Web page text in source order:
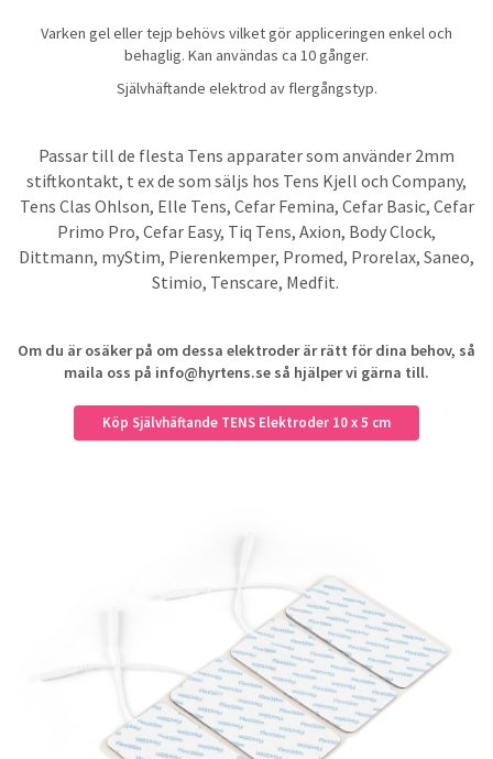
Varken gel eller tejp behövs vilket gör appliceringen enkel och
behaglig. Kan användas ca 10 gånger.
Självhäftande elektrod av flergångstyp.
Passar till de flesta Tens apparater som använder 2mm
stiftkontakt, t ex de som säljs hos Tens Kjell och Company,
Tens Clas Ohlson, Elle Tens, Cefar Femina, Cefar Basic, Cefar
Primo Pro, Cefar Easy, Tiq Tens, Axion, Body Clock,
Dittmann, myStim, Pierenkemper, Promed, Prorelax, Saneo,
Stimio, Tenscare, Medfit.
Om du är osäker på om dessa elektroder är rätt för dina behov, så
maila oss på info@hyrtens.se så hjälper vi gärna till.
Köp Självhäftande TENS Elektroder 10 x 5 cm